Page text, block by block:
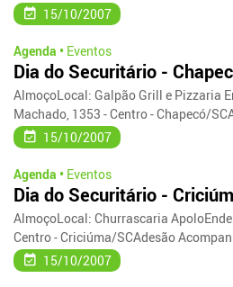
15/10/2007
Agenda • Eventos
Dia do Securitário -
AlmoçoLocal: Galpão Grill e Pizzaria
Machado, 1353 - Centro - Chapecó/
15/10/2007
Agenda • Eventos
Dia do Securitário -
AlmoçoLocal: Churrascaria
Centro - Criciúma/SCAdesão
15/10/2007